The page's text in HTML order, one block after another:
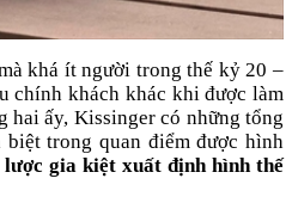
khá ít người trong thế kỷ 20 –
chính khách khác khi được làm
hai ấy, Kissinger có những tổng
trong quan điểm được hình
lược gia kiệt xuất định hình thế